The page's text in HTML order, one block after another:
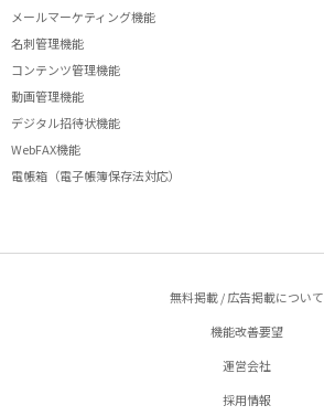
メールマーケティング機能
名刺管理機能
コンテンツ管理機能
動画管理機能
デジタル招待状機能
WebFAX機能
電帳箱（電子帳簿保存法対応）
無料掲載 / 広告掲載について
機能改善要望
運営会社
採用情報